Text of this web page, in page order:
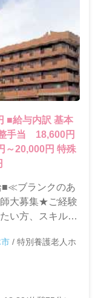
手当 18,600円
～20,000円 特殊
■≪ブランクのあ
大募集★ご経験
い方、スキルア
/ 特別養護老人ホ